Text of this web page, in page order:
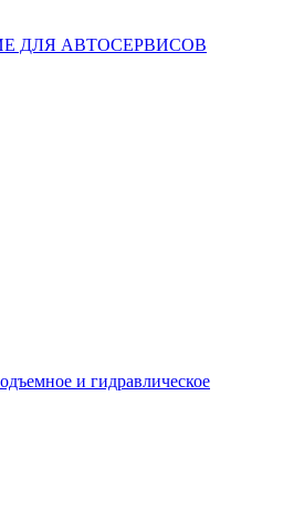
ДЛЯ АВТОСЕРВИСОВ
и гидравлическое